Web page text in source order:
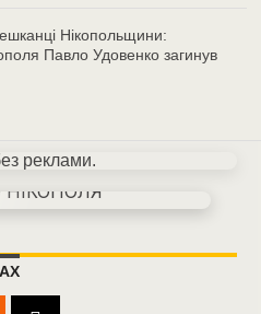
Нікопольщини:
Павло Удовенко загинув